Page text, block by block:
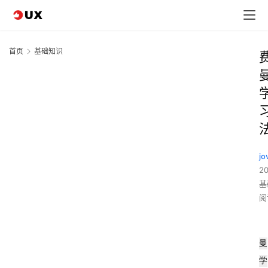
首页 基础知识
曼
学